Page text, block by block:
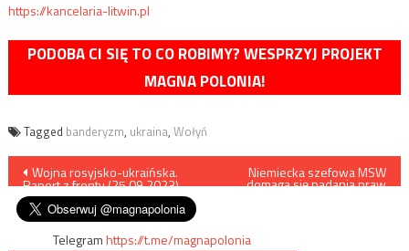
https://kancelaria-litwin.pl
PODOBA CI SIĘ TO CO ROBIMY? WESPRZYJ PROJEKT
MAGNA POLONIA!
Tagged banderyzm, ukraina, Wołyń
Nawigacja
wpisu
Wojna rosyjsko-ukraińska.
Raport z frontu (25.09.2023)
Niemiecka szefowa MSW
domaga się nadania praw
Telegramhttps://t.me/magnapolonia